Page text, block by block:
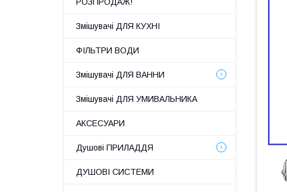
Змішувачі ДЛЯ КУХНІ
ФІЛЬТРИ ВОДИ
Змішувачі ДЛЯ ВАННИ
Змішувачі ДЛЯ УМИВАЛЬНИКА
АКСЕСУАРИ
Душові ПРИЛАДДЯ
ДУШОВІ СИСТЕМИ